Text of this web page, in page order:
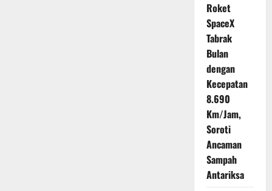
Roket
SpaceX
Tabrak
Bulan
dengan
Kecepatan
8.690
Km/Jam,
Soroti
Ancaman
Sampah
Antariksa